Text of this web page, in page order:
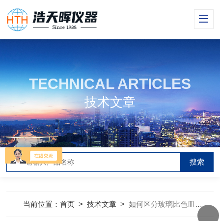
TECHNICAL ARTICLES
技术文章
当前位置：首页 >技术文章 >如何区分玻璃比色皿和石英比色皿